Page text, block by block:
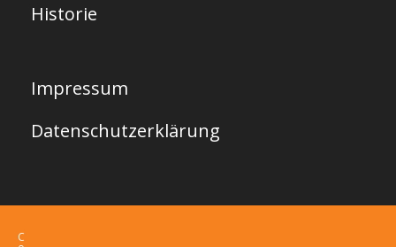
Historie
Impressum
Datenschutzerklärung
C